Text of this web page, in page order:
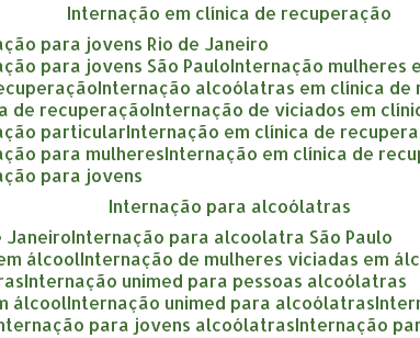
internação em clínica de recuperação
para jovens Rio de Janeiro
para jovens São Paulo internação mulheres
internação alcoólatras em clínica de
de recuperação internação de viciados em
particular internação em clínica de
para mulheres internação em clínica de
para jovens
internação para alcoólatras
Janeiro internação para alcoolatra São Paulo
álcool internação de mulheres viciadas em
internação unimed para pessoas alcoólatras
álcool internação unimed para alcoólatras
para jovens alcoólatras internação